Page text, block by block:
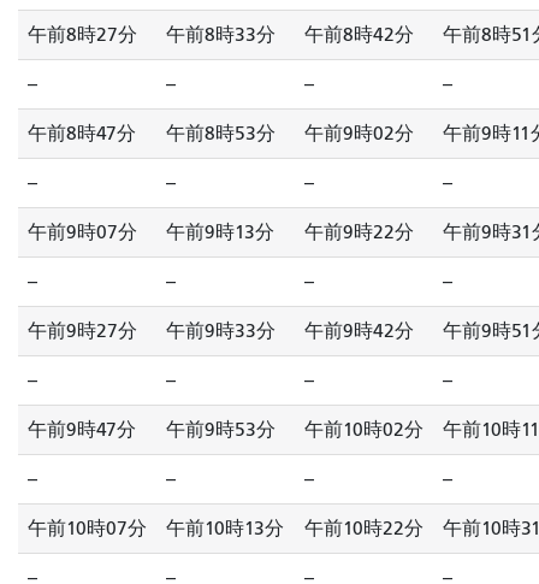
午前8時27分 午前8時33分 午前8時42分 午前8時51
-- -- -- --
午前8時47分 午前8時53分 午前9時02分 午前9時11
-- -- -- --
午前9時07分 午前9時13分 午前9時22分 午前9時31
-- -- -- --
午前9時27分 午前9時33分 午前9時42分 午前9時51
-- -- -- --
午前9時47分 午前9時53分 午前10時02分 午前10時
-- -- -- --
午前10時07分 午前10時13分 午前10時22分 午前10時
-- -- -- --